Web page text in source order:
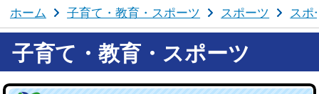
ホーム 子育て・教育・スポーツ スポーツ スポ
子育て・教育・スポーツ